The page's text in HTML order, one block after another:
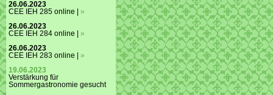
26.06.2023
CEE IEH 285 online | »
26.06.2023
CEE IEH 284 online | »
26.06.2023
CEE IEH 283 online | »
19.06.2023
Verstärkung für
Sommergastronomie gesucht